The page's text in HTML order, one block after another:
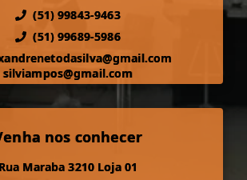
(51) 99843-9463
(51) 99689-5986
silviampos@gmail.com
nos conhecer
Rua Maraba 3210 Loja 01